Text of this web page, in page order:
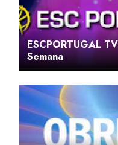
ESCPORTUGAL
Semana